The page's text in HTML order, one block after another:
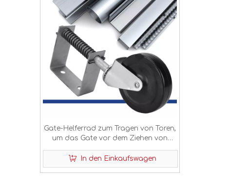
Gate-Helferrad zum Tragen von Toren,
um das Gate vor dem Ziehen von
In den Einkaufswagen